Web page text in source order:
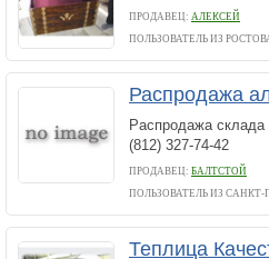
ПРОДАВЕЦ: АЛЕКСЕЙ
ПОЛЬЗОВАТЕЛЬ ИЗ
Распродажа
Распродажа
(812) 327-74-42
ПРОДАВЕЦ: БАЛТСТОЙ
ПОЛЬЗОВАТЕЛЬ ИЗ САНКТ-
Теплица